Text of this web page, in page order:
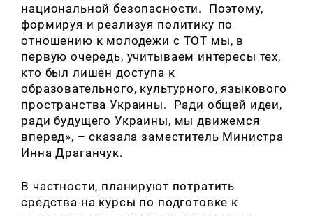
национальной безопасности. Поэтому,
формируя и реализуя политику по
отношению к молодежи с ТОТ мы, в
первую очередь, учитываем интересы тех,
кто был лишен доступа к
образовательного, культурного, языкового
пространства Украины. Ради общей идеи,
ради будущего Украины, мы движемся
вперед», – сказала заместитель Министра
Инна Драганчук.
В частности, планируют потратить
средства на курсы по подготовке к